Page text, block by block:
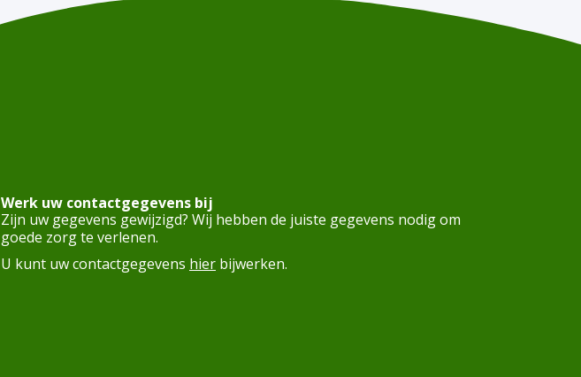
Werk uw contactgegevens bij
Zijn uw gegevens gewijzigd? Wij hebben de juiste gegevens nodig om
goede zorg te verlenen.
U kunt uw contactgegevens hier bijwerken.